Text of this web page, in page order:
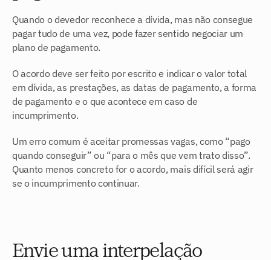
Quando o devedor reconhece a dívida, mas não consegue
pagar tudo de uma vez, pode fazer sentido negociar um
plano de pagamento.
O acordo deve ser feito por escrito e indicar o valor total
em dívida, as prestações, as datas de pagamento, a forma
de pagamento e o que acontece em caso de
incumprimento.
Um erro comum é aceitar promessas vagas, como “pago
quando conseguir” ou “para o mês que vem trato disso”.
Quanto menos concreto for o acordo, mais difícil será agir
se o incumprimento continuar.
Envie uma interpelação